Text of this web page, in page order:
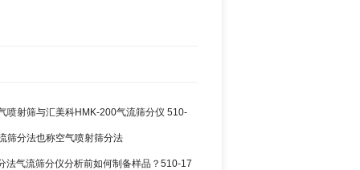
喷射筛与汇美科HMK-200气流筛分仪 510-
筛分法也称空气喷射筛分法
法气流筛分仪分析前如何制备样品？510-17